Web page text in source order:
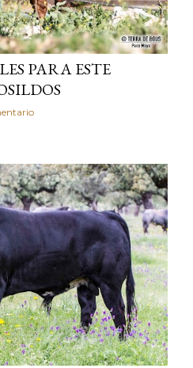
PARA ESTE